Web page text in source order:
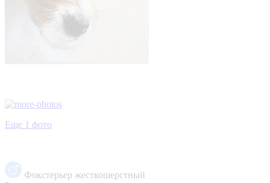
Еще 1 фото
Фокстерьер жесткошерстный